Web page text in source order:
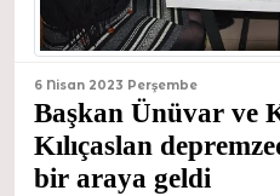
6 Nisan 2023 Perşembe
Başkan Ünüvar ve
Kılıçaslan
bir araya geldi